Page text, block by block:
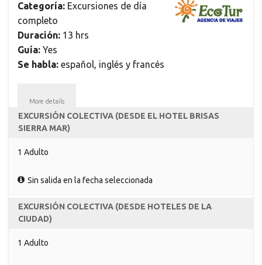
Categoría: Excursiones de día
completo
Duración: 13 hrs
Guía: Yes
Se habla: español, inglés y francés
More details
EXCURSIÓN COLECTIVA (DESDE EL HOTEL BRISAS
SIERRA MAR)
1 Adulto
Sin salida en la fecha seleccionada
EXCURSIÓN COLECTIVA (DESDE HOTELES DE LA
CIUDAD)
1 Adulto